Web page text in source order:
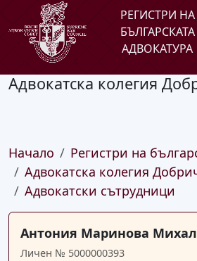
РЕГИСТРИ НА
БЪЛГАРСКАТА
АДВОКАТУРА
Адвокатска колегия
Начало
Регистри на
Адвокатска колегия
Адвокатски сътрудници
Антония Маринова
Личен № 5000000393